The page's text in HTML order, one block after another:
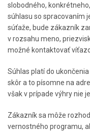
slobodného,
súhlasu so spracovaním
súťaže, bude zákazník
v rozsahu meno,
možné kontaktovať
Súhlas platí do
skôr a to písomne na
však v prípade výhry nie
Zákazník sa môže
vernostného programu,